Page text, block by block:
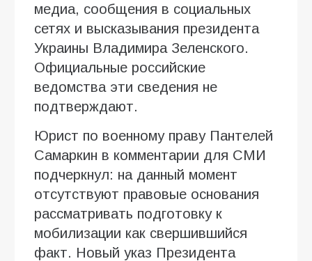
медиа, сообщения в социальных
сетях и высказывания президента
Украины Владимира Зеленского.
Официальные российские
ведомства эти сведения не
подтверждают.
Юрист по военному праву Пантелей
Самаркин в комментарии для СМИ
подчеркнул: на данный момент
отсутствуют правовые основания
рассматривать подготовку к
мобилизации как свершившийся
факт. Новый указ Президента